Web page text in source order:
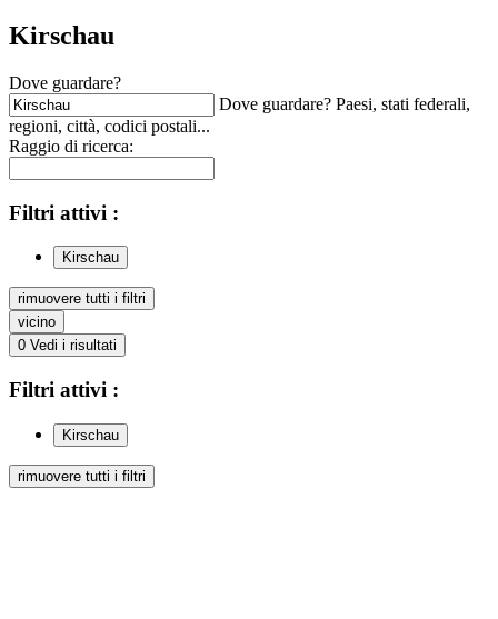
Kirschau
Dove guardare?
Dove guardare? Paesi, stati federali,
regioni, città, codici postali...
Raggio di ricerca:
Filtri attivi :
Kirschau
rimuovere tutti i filtri
vicino
0 Vedi i risultati
Filtri attivi :
Kirschau
rimuovere tutti i filtri